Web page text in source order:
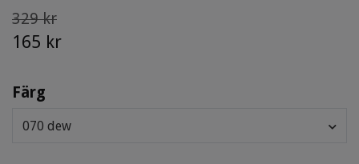
329 kr
165 kr
Färg
070 dew